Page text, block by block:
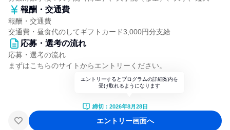
報酬・交通費
報酬・交通費
交通費・昼食代のしてギフトカード3,000円分支給
応募・選考の流れ
応募・選考の流れ
まずはこちらのサイトからエントリーください。
エントリーするとプログラムの詳細案内を
受け取れるようになります
締切：2026年8月28日
エントリー画面へ